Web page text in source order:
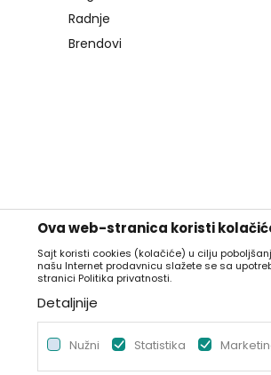
Radnje
Brendovi
u opisu proizvoda, prikazu slika i samih
i ne podrazumeva se da su dostupni u
https://
Ova web-stranica koristi
Sajt koristi cookies (kolačiće) u cilju
našu Internet prodavnicu slažete se sa
stranici Politika privatnosti.
Detaljnije
Nužni Statistika